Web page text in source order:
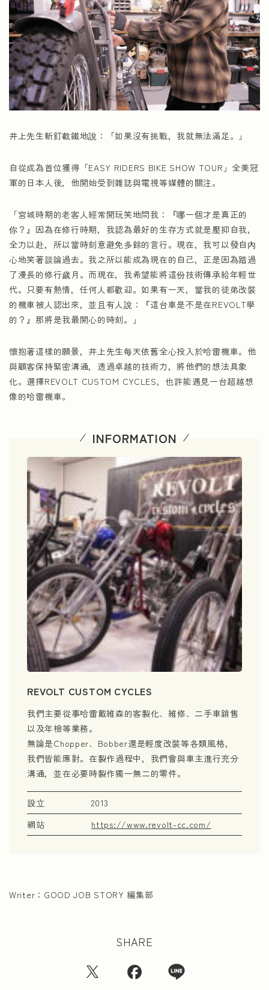
井上先生斬釘截鐵地說：「如果沒有挑戰，我就無法滿足。」
自從成為首位獲得「EASY RIDERS BIKE SHOW TOUR」全美冠
軍的日本人後，他開始受到雜誌與電視等媒體的關注。
「宮城時期的老客人經常開玩笑地問我：『哪一個才是真正的
你？』因為在修行時期，我認為最好的生存方式就是壓抑自我，
全力以赴，所以當時刻意避免多餘的言行。現在，我可以發自內
心地笑著談論過去。我之所以能成為現在的自己，正是因為踏過
了漫長的修行歲月。而現在，我希望能將這份技術傳承給年輕世
代。只要有熱情，任何人都歡迎。如果有一天，當我的徒弟改裝
的機車被人認出來，並且有人說：『這台車是不是在REVOLT學
的？』那將是我最開心的時刻。」
懷抱著這樣的願景，井上先生每天依舊全心投入於哈雷機車。他
與顧客保持緊密溝通，透過卓越的技術力，將他們的想法具象
化。選擇REVOLT CUSTOM CYCLES，也許能遇見一台超越想
像的哈雷機車。
INFORMATION
REVOLT CUSTOM CYCLES
我們主要從事哈雷戴維森的客製化、維修、二手車銷售
以及年檢等業務。
無論是Chopper、Bobber還是輕度改裝等各類風格，
我們皆能應對。在製作過程中，我們會與車主進行充分
溝通，並在必要時製作獨一無二的零件。
設立
2013
網站
https://www.revolt-cc.com/
Writer： GOOD JOB STORY 編集部
SHARE